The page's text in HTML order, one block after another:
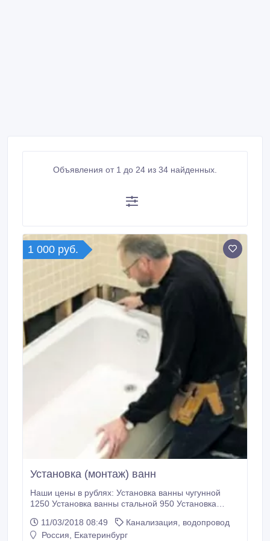
Объявления от 1 до 24 из 34 найденных.
1 000 руб.
Установка (монтаж) ванн
Наши цены в рублях: Установка ванны чугунной
1250 Установка ванны стальной 950 Установка
гидромассажной 1800 Установка сифона для ванны
150 Установка готового экрана под ванну 300
11/03/2018 08:49
Канализация, водопровод
Россия, Екатеринбург